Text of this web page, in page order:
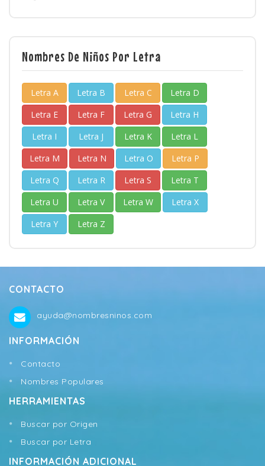
Nombres De Niños Por Letra
Letra A Letra B Letra C
Letra D
Letra E
Letra F Letra G
Letra H
Letra I
Letra J Letra K
Letra L
Letra M
Letra N Letra O
Letra P
Letra Q
Letra R Letra S
Letra T
Letra U
Letra V Letra W
Letra X
Letra Y
Letra Z
CONTACTO
ayuda@nombresninos.com
INFORMACIÓN
Contacto
Nombres Populares
HERRAMIENTAS
Buscar por Origen
Buscar por Letra
INFORMACIÓN ADICIONAL